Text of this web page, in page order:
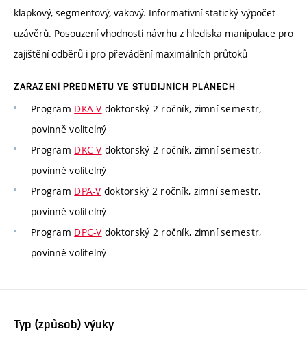
klapkový, segmentový, vakový. Informativní statický výpočet
uzávěrů. Posouzení vhodnosti návrhu z hlediska manipulace pro
zajištění odběrů i pro převádění maximálních průtoků
ZAŘAZENÍ PŘEDMĚTU VE STUDIJNÍCH PLÁNECH
Program DKA-V doktorský 2 ročník, zimní semestr,
povinně volitelný
Program DKC-V doktorský 2 ročník, zimní semestr,
povinně volitelný
Program DPA-V doktorský 2 ročník, zimní semestr,
povinně volitelný
Program DPC-V doktorský 2 ročník, zimní semestr,
povinně volitelný
Typ (způsob) výuky